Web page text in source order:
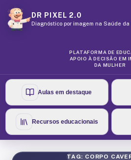
DR PIXEL 2.0
Diagnóstico por imagem na Saúde
PLATAFORMA DE
APOIO À DECISÃO EM
DA MULHER
Aulas em destaque
Recursos educacionais
TAG: CORPO